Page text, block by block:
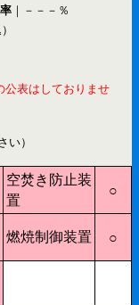
｜－－－％
公表はしておりませ
い）
空焚き防止装
置
○
燃焼制御装置
○